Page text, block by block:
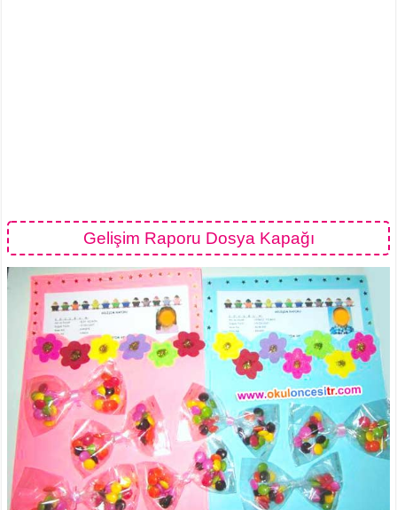
Gelişim Raporu Dosya Kapağı